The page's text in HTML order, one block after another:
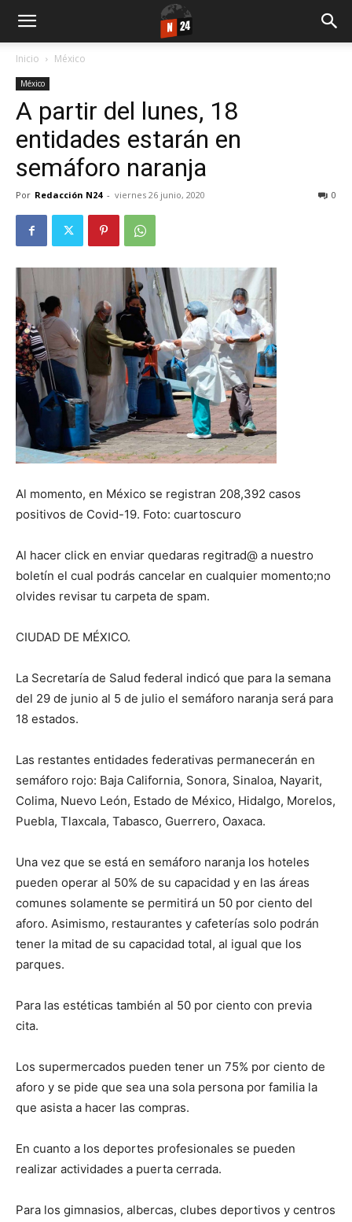
Inicio México
México
A partir del lunes, 18
entidades estarán en
semáforo naranja
Por Redacción N24 - viernes 26 junio, 2020 0
Al momento, en México se registran 208,392 casos
positivos de Covid-19. Foto: cuartoscuro
Al hacer click en enviar quedaras regitrad@ a nuestro
boletín el cual podrás cancelar en cualquier momento;no
olvides revisar tu carpeta de spam.
CIUDAD DE MÉXICO.
La Secretaría de Salud federal indicó que para la semana
del 29 de junio al 5 de julio el semáforo naranja será para
18 estados.
Las restantes entidades federativas permanecerán en
semáforo rojo: Baja California, Sonora, Sinaloa, Nayarit,
Colima, Nuevo León, Estado de México, Hidalgo, Morelos,
Puebla, Tlaxcala, Tabasco, Guerrero, Oaxaca.
Una vez que se está en semáforo naranja los hoteles
pueden operar al 50% de su capacidad y en las áreas
comunes solamente se permitirá un 50 por ciento del
aforo. Asimismo, restaurantes y cafeterías solo podrán
tener la mitad de su capacidad total, al igual que los
parques.
Para las estéticas también al 50 por ciento con previa
cita.
Los supermercados pueden tener un 75% por ciento de
aforo y se pide que sea una sola persona por familia la
que asista a hacer las compras.
En cuanto a los deportes profesionales se pueden
realizar actividades a puerta cerrada.
Para los gimnasios, albercas, clubes deportivos y centros